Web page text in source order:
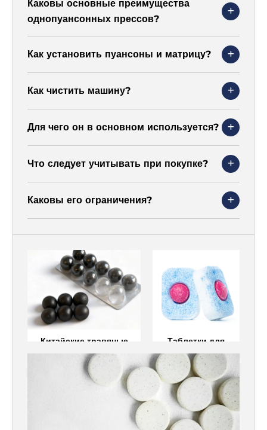
Каковы основные преимущества
однопуансонных прессов?
Как установить пуансоны и матрицу?
Как чистить машину?
Для чего он в основном используется?
Что следует учитывать при покупке?
Каковы его ограничения?
Китайские травяные
таблетки
Китайские травяные
таблетки
Таблетки для
моющего
средства для
посудомоечной
машины
моющего
средства для
посудомоечной
машины
Шипучие таблетки